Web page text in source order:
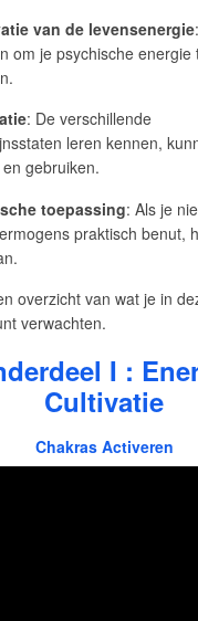
van de levensenergie
om je psychische energie
: De verschillende
leren kennen,
gebruiken.
toepassing: Als je
praktisch benut,
overzicht van wat je in
verwachten.
I :
Cultivatie
Chakras Activeren